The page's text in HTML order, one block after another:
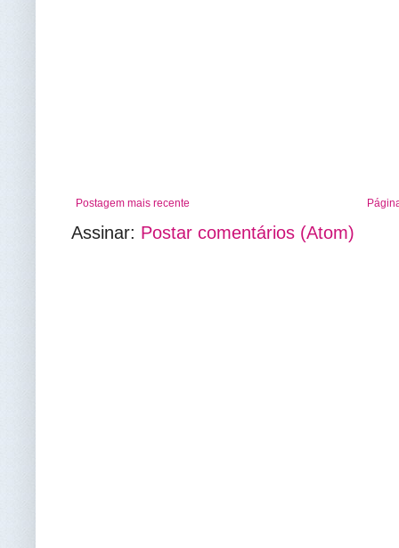
Postagem mais recente
Assinar: Postar comentários (Atom)